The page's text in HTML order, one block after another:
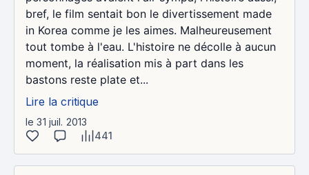
bref, le film sentait bon le divertissement made
in Korea comme je les aimes. Malheureusement
tout tombe à l'eau. L'histoire ne décolle à aucun
moment, la réalisation mis à part dans les
bastons reste plate et...
Lire la critique
le 31 juil. 2013
441